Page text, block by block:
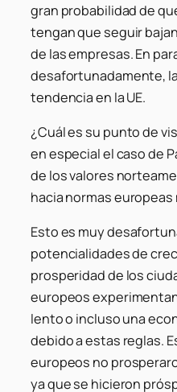
gran probabilidad de
tengan que seguir
de las empresas. En
desafortunadamente,
tendencia en la UE.
¿Cuál es su punto de
en especial el caso de
de los valores
hacia normas
Esto es muy
potencialidades de
prosperidad de los
europeos
lento o incluso una
debido a estas reglas.
europeos no
ya que se hicieron